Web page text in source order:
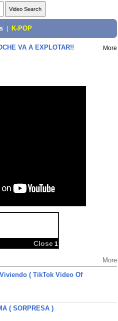
K-POP
VA A EXPLOTAR!! More
Close 1
More
( TikTok Video Of
( SORPRESA )